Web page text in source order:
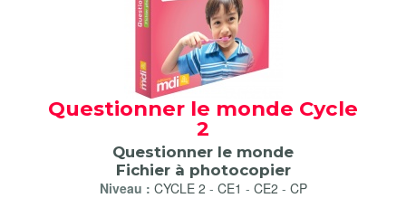
Questionner le monde Cycle
2
Questionner le monde
Fichier à photocopier
Niveau : CYCLE 2 - CE1 - CE2 - CP